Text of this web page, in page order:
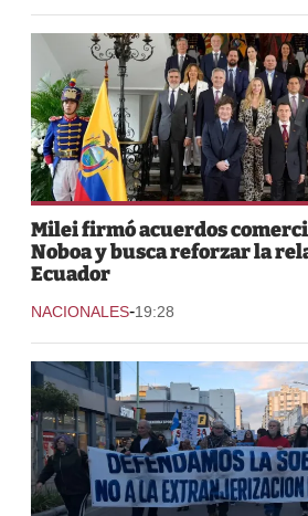
Milei firmó acuerdos
Noboa y busca reforzar la
Ecuador
NACIONALES-19:28